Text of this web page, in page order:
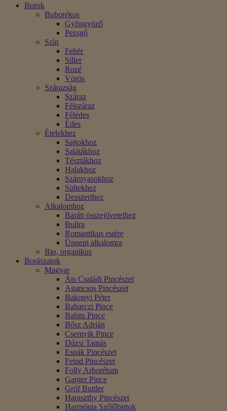
Borok
Buborékos
Gyöngyöző
Pezsgő
Szín
Fehér
Siller
Rozé
Vörös
Szárazság
Száraz
Félszáraz
Félédes
Édes
Ételekhez
Sajtokhoz
Salátákhoz
Tésztákhoz
Halakhoz
Szárnyasokhoz
Sültekhez
Desszerthez
Alkalomhoz
Baráti összejövetelhez
Bulira
Romantikus estére
Ünnepi alkalomra
Bio, organikus
Borászatok
Magyar
Áts Családi Pincészet
Agancsos Pincészet
Bakonyi Péter
Babarczi Pince
Babits Pince
Bősz Adrián
Csernyik Pince
Dúzsi Tamás
Espák Pincészet
Feind Pincészet
Folly Arborétum
Garger Pince
Gróf Buttler
Haraszthy Pincészet
Harmónia Szőlőbirtok